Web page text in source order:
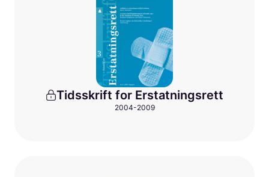
Tidsskrift for Erstatningsrett
2004-2009